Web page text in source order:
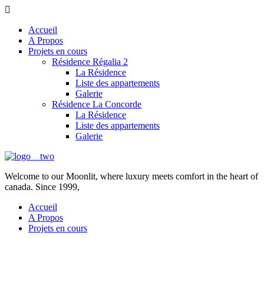
Accueil
A Propos
Projets en cours
Résidence Régalia 2
La Résidence
Liste des appartements
Galerie
Résidence La Concorde
La Résidence
Liste des appartements
Galerie
Welcome to our Moonlit, where luxury meets comfort in the heart of
canada. Since 1999,
Accueil
A Propos
Projets en cours